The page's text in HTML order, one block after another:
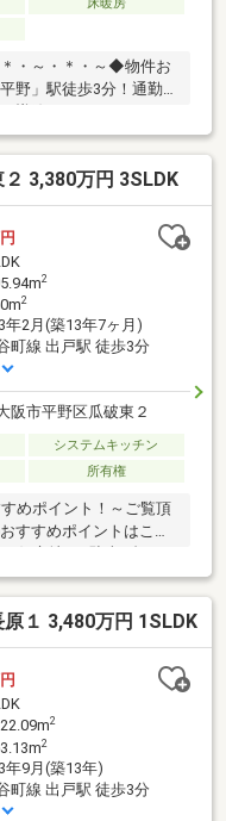
・～・＊・～◆物件お
野」駅徒歩3分！通勤通
・大阪市立平野南小学
徒歩9分！お子さまの
クラク行えます♪火が
ね♪ハウスフリーダムは
産購入や住宅ローンに
い。（ご来店の際は、
）
3,380万円 3SLDK
2
2
年2月(築13年7ヶ月)
町線 出戸駅 徒歩3分
阪市平野区瓜破東２
システムキッチン
所有権
めポイント！～ご覧頂
すすめポイントはこち
線「出戸」駅より徒歩
センチュリー21ランド
店は・・・ お客様の
入に最後まで伴走いた
ります。●不動産に関す
さいませ！
１ 3,480万円 1SLDK
2
2
年9月(築13年)
町線 出戸駅 徒歩3分